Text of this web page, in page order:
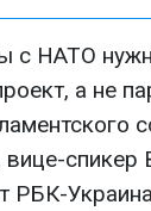
с НАТО
а не
вице-
РБК-